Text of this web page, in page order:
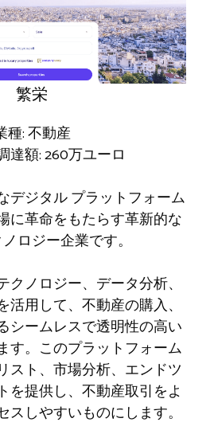
繁栄
種: 不動産
達額: 260万ユーロ
デジタル プラットフォーム
に革命をもたらす革新的な
ロジー企業です。
ノロジー、データ分析、
用して、不動産の購入、
シームレスで透明性の高い
す。このプラットフォーム
スト、市場分析、エンドツ
を提供し、不動産取引をよ
スしやすいものにします。